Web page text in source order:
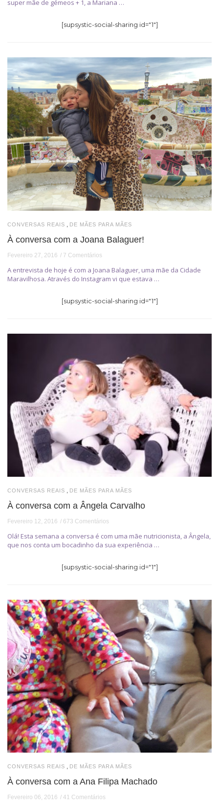
super mãe de gémeos + 1, a Mariana …
[supsystic-social-sharing id="1"]
CONVERSAS REAIS , DE MÃES PARA MÃES
À conversa com a Joana Balaguer!
Fevereiro 27, 2016 7 Comentários
A entrevista de hoje é com a Joana Balaguer, uma mãe da Cidade
Maravilhosa. Através do Instagram vi que estava …
[supsystic-social-sharing id="1"]
CONVERSAS REAIS DE MÃES PARA MÃES
À conversa com a Ângela Carvalho
Fevereiro 12, 2016 673 Comentários
Olá! Esta semana a conversa é com uma mãe nutricionista, a Ângela,
que nos conta um bocadinho da sua experiência …
[supsystic-social-sharing id="1"]
CONVERSAS REAIS , DE MÃES PARA MÃES
À conversa com a Ana Filipa Machado
Fevereiro 06, 2016 41 Comentários